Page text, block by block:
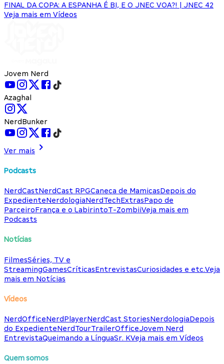
FINAL DA COPA: A ESPANHA É BI, E O JNEC VOA?! | JNEC 42
Veja mais em Vídeos
Jovem Nerd
Azaghal
NerdBunker
Ver mais
Podcasts
NerdCastNerdCast RPGCaneca de MamicasDepois do
ExpedienteNerdologiaNerdTechExtrasPapo de
ParceiroFrança e o LabirintoT-ZombiiVeja mais em
Podcasts
Notícias
FilmesSéries, TV e
StreamingGamesCríticasEntrevistasCuriosidades e etc.Veja
mais em Notícias
Vídeos
NerdOfficeNerdPlayerNerdCast StoriesNerdologiaDepois
do ExpedienteNerdTourTrailerOfficeJovem Nerd
EntrevistaQueimando a LínguaSr. KVeja mais em Vídeos
Quem somos